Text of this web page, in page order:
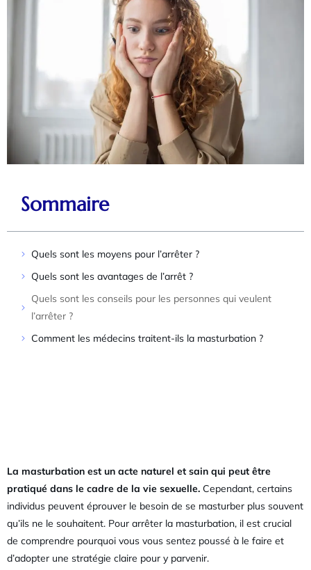
Sommaire
Quels sont les moyens pour l’arrêter ?
Quels sont les avantages de l’arrêt ?
Quels sont les conseils pour les personnes qui veulent
l’arrêter ?
Comment les médecins traitent-ils la masturbation ?
La masturbation est un acte naturel et sain qui peut être
pratiqué dans le cadre de la vie sexuelle. Cependant, certains
individus peuvent éprouver le besoin de se masturber plus souvent
qu’ils ne le souhaitent. Pour arrêter la masturbation, il est crucial
de comprendre pourquoi vous vous sentez poussé à le faire et
d’adopter une stratégie claire pour y parvenir.